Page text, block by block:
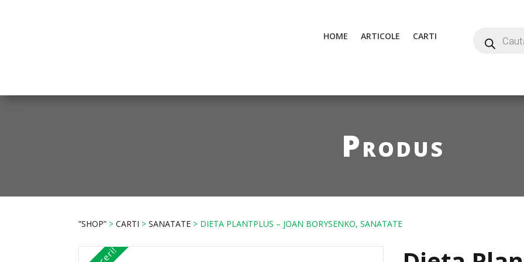
HOME ARTICOLE CARTI
Produs
”SHOP” >CARTI >SANATATE > DIETA PLANTPLUS – JOAN BORYSENKO, SANATATE